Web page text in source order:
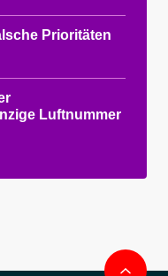
Prioritäten
Luftnummer